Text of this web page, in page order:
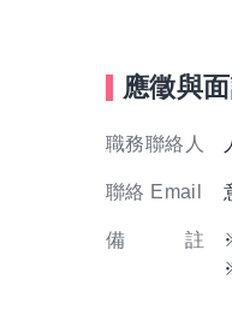
應徵與
職務聯絡人
聯絡 Email
備 註